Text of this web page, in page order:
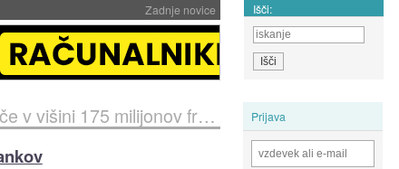
Zadnje novice Išči:
Prijava
175 milijonov frankov